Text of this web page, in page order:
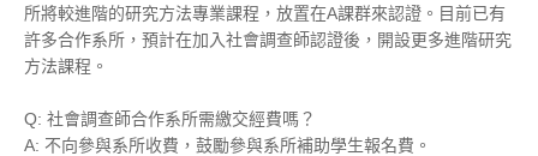
所將較進階的研究方法專業課程，放置在A課群來認證。目前已有
許多合作系所，預計在加入社會調查師認證後，開設更多進階研究
方法課程。
Q: 社會調查師合作系所需繳交經費嗎？
A: 不向參與系所收費，鼓勵參與系所補助學生報名費。